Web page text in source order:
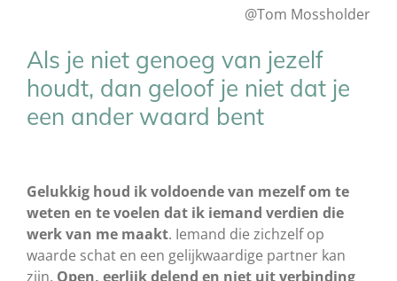
@Tom Mossholder
Als je niet genoeg van jezelf
houdt, dan geloof je niet dat je
een ander waard bent
Gelukkig houd ik voldoende van mezelf om te
weten en te voelen dat ik iemand verdien die
werk van me maakt. Iemand die zichzelf op
waarde schat en een gelijkwaardige partner kan
zijn. Open, eerlijk delend en niet uit verbinding